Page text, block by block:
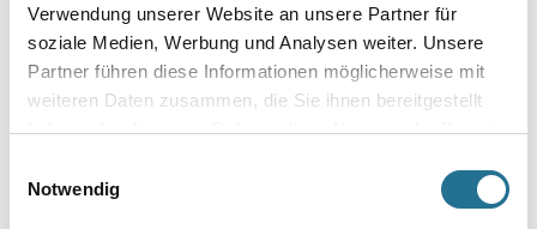
Verwendung unserer Website an unsere Partner für
soziale Medien, Werbung und Analysen weiter. Unsere
Partner führen diese Informationen möglicherweise mit
weiteren Daten zusammen, die Sie ihnen bereitgestellt
haben oder die sie im Rahmen Ihrer Nutzung der Dienste
Notwendig
Umrechnungsfaktoren